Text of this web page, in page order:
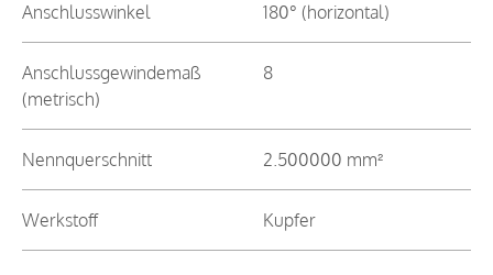
Anschlusswinkel 180° (horizontal)
Anschlussgewindemaß
(metrisch)
8
Nennquerschnitt 2.500000 mm²
Werkstoff Kupfer